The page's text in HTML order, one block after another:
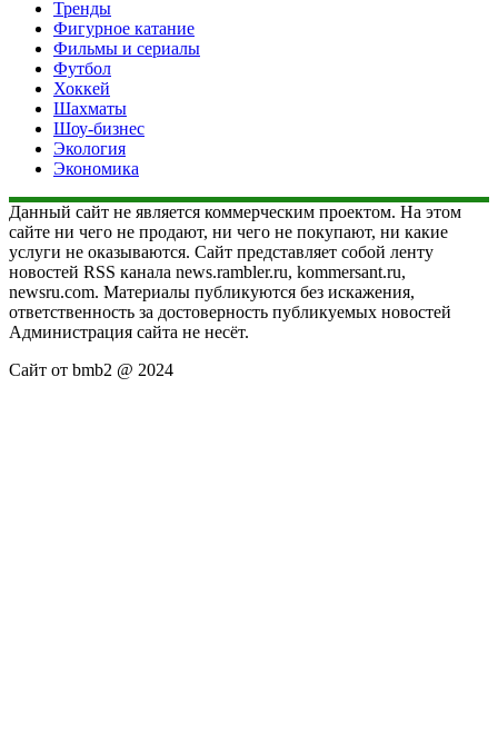
Тренды
Фигурное катание
Фильмы и сериалы
Футбол
Хоккей
Шахматы
Шоу-бизнес
Экология
Экономика
Данный сайт не является коммерческим проектом. На этом
сайте ни чего не продают, ни чего не покупают, ни какие
услуги не оказываются. Сайт представляет собой ленту
новостей RSS канала news.rambler.ru, kommersant.ru,
newsru.com. Материалы публикуются без искажения,
ответственность за достоверность публикуемых новостей
Администрация сайта не несёт.
Сайт от bmb2 @ 2024